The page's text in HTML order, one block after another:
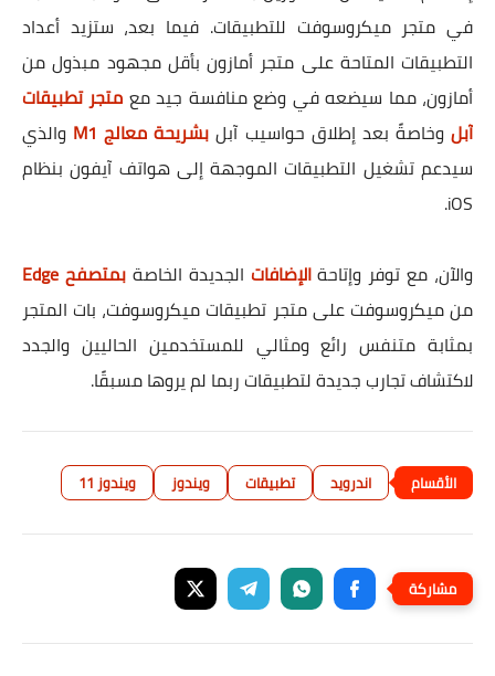
في متجر ميكروسوفت للتطبيقات. فيما بعد، ستزيد أعداد
التطبيقات المتاحة على متجر أمازون بأقل مجهود مبذول من
أمازون، مما سيضعه في وضع منافسة جيد مع متجر تطبيقات
آبلوخاصةً بعد إطلاق حواسيب آبل بشريحة معالج M1
والذي
سيدعم تشغيل التطبيقات الموجهة إلى هواتف آيفون بنظام
iOS.
والآن، مع توفر وإتاحةالإضافات الجديدة الخاصةبمتصفح Edge
من ميكروسوفت على متجر تطبيقات ميكروسوفت، بات المتجر
بمثابة متنفس رائع ومثالي للمستخدمين الحاليين والجدد
لاكتشاف تجارب جديدة لتطبيقات ربما لم يروها مسبقًا.
اندرويد تطبيقات ويندوز ويندوز 11